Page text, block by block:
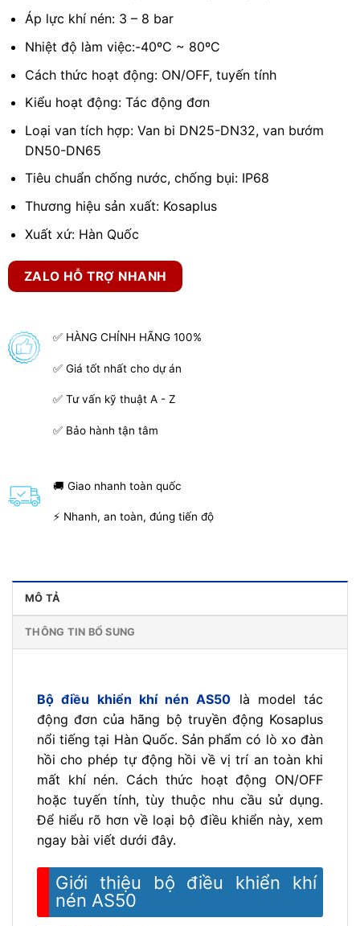
Áp lực khí nén: 3 – 8 bar
Nhiệt độ làm việc:-40ºC ~ 80ºC
Cách thức hoạt động: ON/OFF, tuyến tính
Kiểu hoạt động: Tác động đơn
Loại van tích hợp: Van bi DN25-DN32, van bướm
DN50-DN65
Tiêu chuẩn chống nước, chống bụi: IP68
Thương hiệu sản xuất: Kosaplus
Xuất xứ: Hàn Quốc
ZALO HỖ TRỢ NHANH
✅ HÀNG CHÍNH HÃNG 100%
✅ Giá tốt nhất cho dự án
✅ Tư vấn kỹ thuật A - Z
✅ Bảo hành tận tâm
🚚 Giao nhanh toàn quốc
⚡ Nhanh, an toàn, đúng tiến độ
MÔ TẢ
THÔNG TIN BỔ SUNG
Bộ điều khiển khí nén AS50 là model tác
động đơn của hãng bộ truyền động Kosaplus
nổi tiếng tại Hàn Quốc. Sản phẩm có lò xo đàn
hồi cho phép tự động hồi về vị trí an toàn khi
mất khí nén. Cách thức hoạt động ON/OFF
hoặc tuyến tính, tùy thuộc nhu cầu sử dụng.
Để hiểu rõ hơn về loại bộ điều khiển này, xem
ngay bài viết dưới đây.
Giới thiệu bộ điều khiển khí
nén AS50